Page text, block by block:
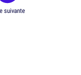
suivante